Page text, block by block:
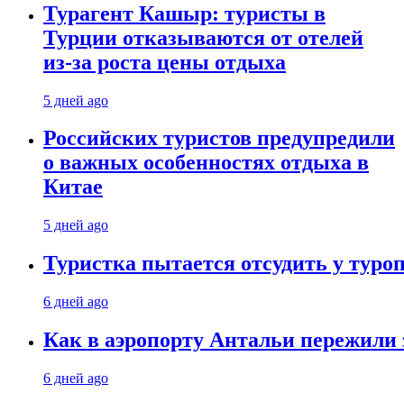
Турагент Кашыр: туристы в
Турции отказываются от отелей
из-за роста цены отдыха
5 дней ago
Российских туристов предупредили
о важных особенностях отдыха в
Китае
5 дней ago
Туристка пытается отсудить у
6 дней ago
Как в аэропорту Антальи
6 дней ago